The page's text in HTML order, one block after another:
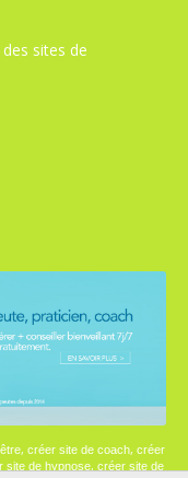
sites de
, créer site de coach, créer
site de hypnose, créer site de